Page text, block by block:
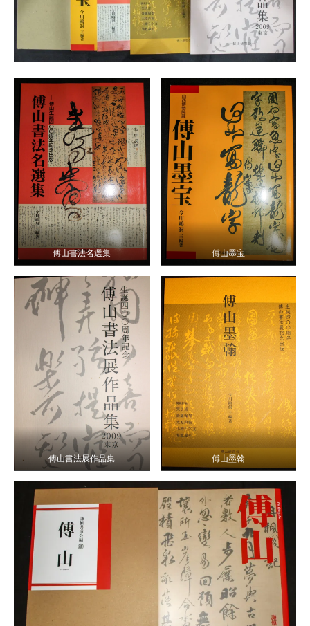
傅山書法名選集 傅山墨宝
傅山書法展作品集 傅山墨翰